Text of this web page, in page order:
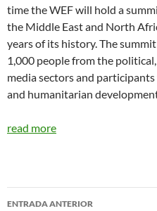
time the WEF will hold a
the Middle East and North
years of its history. The
1,000 people from the
media sectors and
and humanitarian
read more
Navegador
ENTRADA ANTERIOR